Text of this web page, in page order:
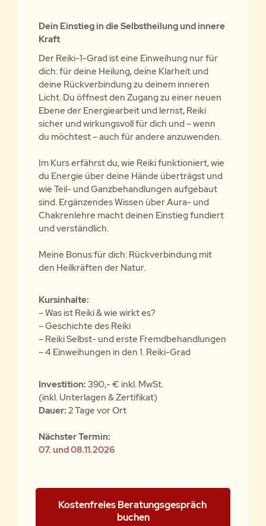
Dein Einstieg in die Selbstheilung und innere
Kraft
Der Reiki-1-Grad ist eine Einweihung nur für
dich: für deine Heilung, deine Klarheit und
deine Rückverbindung zu deinem inneren
Licht. Du öffnest den Zugang zu einer neuen
Ebene der Energiearbeit und lernst, Reiki
sicher und wirkungsvoll für dich und – wenn
du möchtest – auch für andere anzuwenden.
Im Kurs erfährst du, wie Reiki funktioniert, wie
du Energie über deine Hände überträgst und
wie Teil- und Ganzbehandlungen aufgebaut
sind. Ergänzendes Wissen über Aura- und
Chakrenlehre macht deinen Einstieg fundiert
und verständlich.
Meine Bonus für dich: Rückverbindung mit
den Heilkräften der Natur.
Kursinhalte:
– Was ist Reiki & wie wirkt es?
– Geschichte des Reiki
– Reiki Selbst- und erste Fremdbehandlungen
– 4 Einweihungen in den 1. Reiki-Grad
Investition: 390,- € inkl. MwSt.
(inkl. Unterlagen & Zertifikat)
Dauer: 2 Tage vor Ort
Nächster Termin:
07. und 08.11.2026
Kostenfreies Beratungsgespräch
buchen